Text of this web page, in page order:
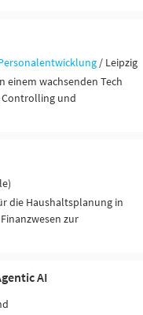
/ Leipzig
einem wachsenden Tech
Controlling und
die Haushaltsplanung in
zur
AI